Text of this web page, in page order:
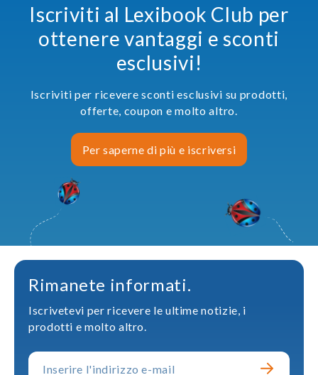
Iscriviti al Lexibook Club per
ottenere vantaggi e sconti
esclusivi!
Iscriviti per ricevere sconti esclusivi su prodotti,
offerte, coupon e molto altro.
Per saperne di più e iscriversi
Rimanete informati.
Iscrivetevi per ricevere le ultime notizie, i
prodotti e molto altro.